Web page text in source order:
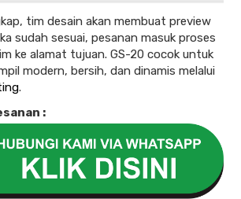
tim desain akan membuat preview
sudah sesuai, pesanan masuk proses
ke alamat tujuan. GS-20 cocok untuk
modern, bersih, dan dinamis melalui
.
: